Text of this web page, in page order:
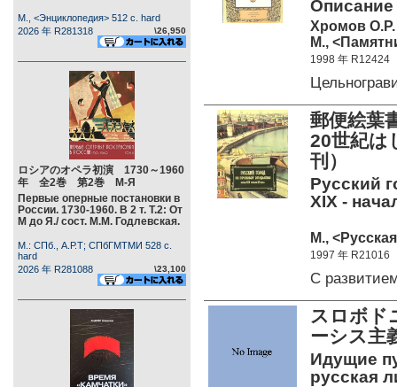
М., <Энциклопедия> 512 c. hard
2026 年 R281318
\26,950
ロシアのオペラ初演 1730～1960
年 全2巻 第2巻 М-Я
Первые оперные постановки в
России. 1730-1960. В 2 т. Т.2: От
М до Я./ сост. М.М. Годлевская.
М.: СПб., А.Р.Т; СПбГМТМИ 528 c.
hard
2026 年 R281088
\23,100
Хромов О.Р.
М.,
1998 年 R12424
郵便絵葉
20世紀は
刊）
Русский
XIX -
М.,
1997 年 R21016
С
スロボ
ーシス主
Идущие
русская